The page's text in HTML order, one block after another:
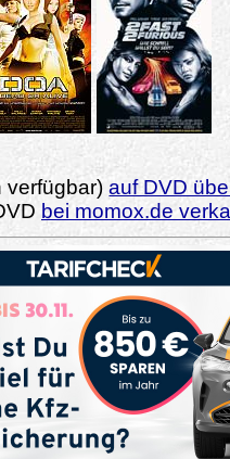
verfügbar)auf DVD
bei momox.de